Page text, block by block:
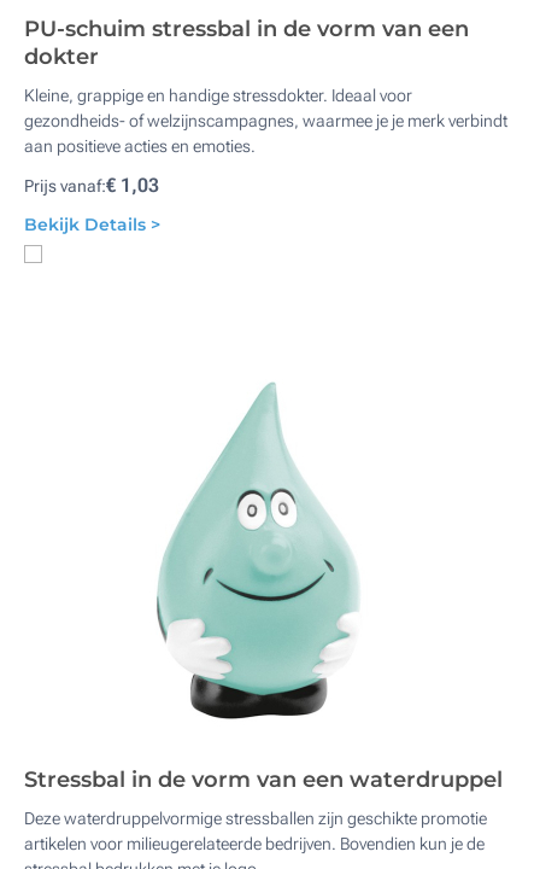
PU-schuim stressbal in de vorm van een
dokter
Kleine, grappige en handige stressdokter. Ideaal voor
gezondheids- of welzijnscampagnes, waarmee je je merk verbindt
aan positieve acties en emoties.
Prijs vanaf:€ 1,03
Bekijk Details >
Stressbal in de vorm van een waterdruppel
Deze waterdruppelvormige stressballen zijn geschikte promotie
artikelen voor milieugerelateerde bedrijven. Bovendien kun je de